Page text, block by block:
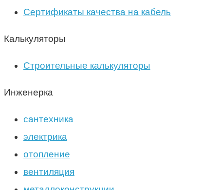
Сертификаты качества на кабель
Калькуляторы
Строительные калькуляторы
Инженерка
сантехника
электрика
отопление
вентиляция